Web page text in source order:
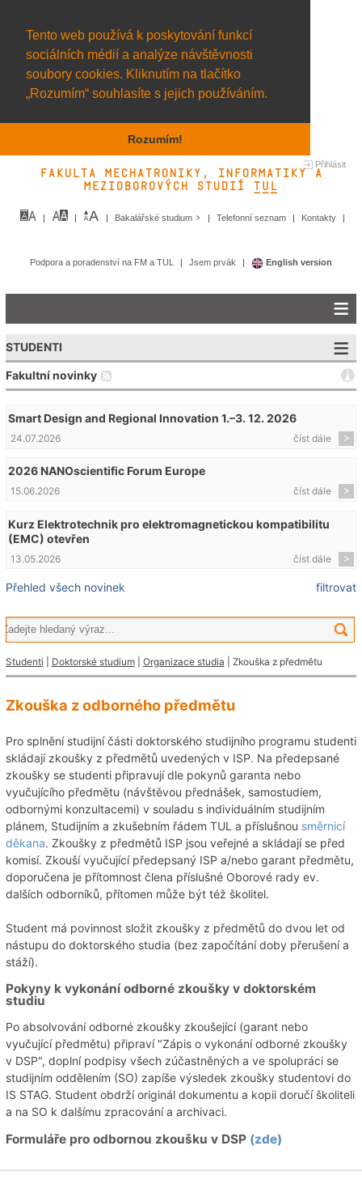
Tento web používá k poskytování funkcí
sociálních médií a analýze návštěvnosti
soubory cookies. Kliknutím na tlačítko
„Rozumím“ souhlasíte s jejich používáním.
Rozumím!
Přihlásit
Fakulta mechatroniky, informatiky a
mezioborových studií TUL&
Bakalářské studium Telefonní seznam Kontakty
Podpora a poradenství na FM a TUL Jsem prvák English version
STUDENTI
Fakultní novinky
Smart Design and Regional Innovation 1.–3. 12. 2026
číst dále
24.07.2026
2026 NANOscientific Forum Europe
číst dále
15.06.2026
Kurz Elektrotechnik pro elektromagnetickou kompatibilitu
(EMC) otevřen
číst dále
13.05.2026
Přehled všech novinek filtrovat
Studenti Doktorské studium| Organizace studia | Zkouška z předmětu
Zkouška z odborného předmětu
Pro splnění studijní části doktorského studijního programu studenti
skládají zkoušky z předmětů uvedených v ISP. Na předepsané
zkoušky se studenti připravují dle pokynů garanta nebo
vyučujícího předmětu (návštěvou přednášek, samostudiem,
odbornými konzultacemi) v souladu s individuálním studijním
plánem, Studijním a zkušebním řádem TUL a příslušnou směrnicí
děkana. Zkoušky z předmětů ISP jsou veřejné a skládají se před
komisí. Zkouší vyučující předepsaný ISP a/nebo garant předmětu,
doporučena je přítomnost člena příslušné Oborové rady ev.
dalších odborníků, přítomen může být též školitel.
Student má povinnost složit zkoušky z předmětů do dvou let od
nástupu do doktorského studia (bez započítání doby přerušení a
stáží).
Pokyny k vykonání odborné zkoušky v doktorském
studiu
Po absolvování odborné zkoušky zkoušející (garant nebo
vyučující předmětu) připraví "Zápis o vykonání odborné zkoušky
v DSP", doplní podpisy všech zúčastněných a ve spolupráci se
studijním oddělením (SO) zapíše výsledek zkoušky studentovi do
IS STAG. Student obdrží originál dokumentu a kopii doručí školiteli
a na SO k dalšímu zpracování a archivaci.
Formuláře pro odbornou zkoušku v DSP (zde)